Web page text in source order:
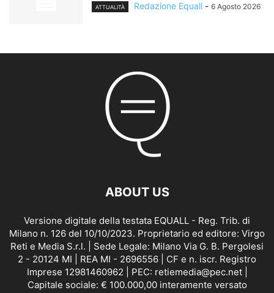
ATTUALITÀ Redazione Equall - 6 Agosto 2026
ABOUT US
Versione digitale della testata EQUALL - Reg. Trib. di
Milano n. 126 del 10/10/2023. Proprietario ed editore: Virgo
Reti e Media S.r.l. | Sede Legale: Milano Via G. B. Pergolesi
2 - 20124 MI | REA MI - 2696556 | CF e n. iscr. Registro
Imprese 12981460962 | PEC: retiemedia@pec.net |
Capitale sociale: € 100.000,00 interamente versato